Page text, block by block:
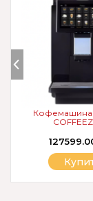
Кофемашина